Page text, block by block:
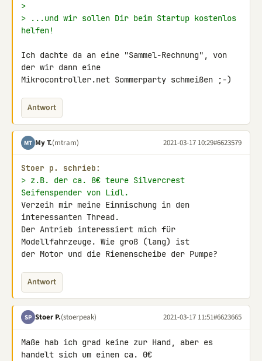
>
> ...und wir sollen Dir beim Startup kostenlos
helfen!
Ich dachte da an eine "Sammel-Rechnung", von
der wir dann eine
Mikrocontroller.net Sommerparty schmeißen ;-)
Antwort
MT My T.(mtram) 2021-03-17 10:29#6623579
Stoer p. schrieb:
> z.B. der ca. 8€ teure Silvercrest
Seifenspender von Lidl.
Verzeih mir meine Einmischung in den
interessanten Thread.
Der Antrieb interessiert mich für
Modellfahrzeuge. Wie groß (lang) ist
der Motor und die Riemenscheibe der Pumpe?
Antwort
SP Stoer P.(stoerpeak) 2021-03-17 11:51#6623665
Maße hab ich grad keine zur Hand, aber es
handelt sich um einen ca. 0€